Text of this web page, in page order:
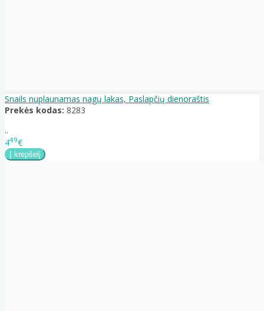
Snails nuplaunamas nagų lakas, Paslapčių dienoraštis
Prekės kodas: 8283
..
449€